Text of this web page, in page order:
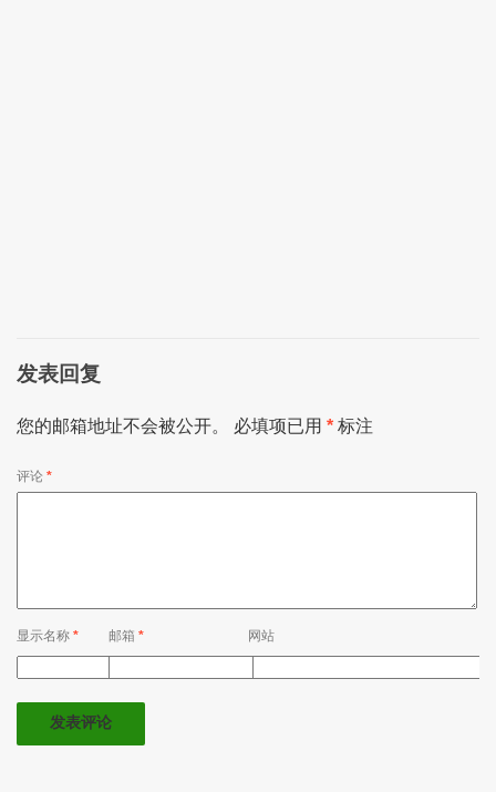
发表回复
您的邮箱地址不会被公开。 必填项已用 *标注
评论 *
显示名称 * 网站
邮箱*